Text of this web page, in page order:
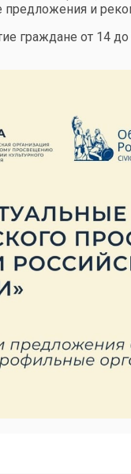
предложения и
граждане от 14 до